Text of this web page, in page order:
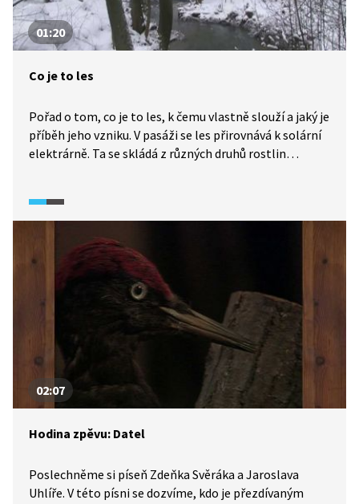
01:20
Co je to les
Pořad o tom, co je to les, k čemu vlastně slouží a jaký je
příběh jeho vzniku. V pasáži se les přirovnává k solární
elektrárně. Ta se skládá z různých druhů rostlin
02:07
Hodina zpěvu: Datel
Poslechněme si píseň Zdeňka Svěráka a Jaroslava
Uhlíře. V této písni se dozvíme, kdo je přezdívaným